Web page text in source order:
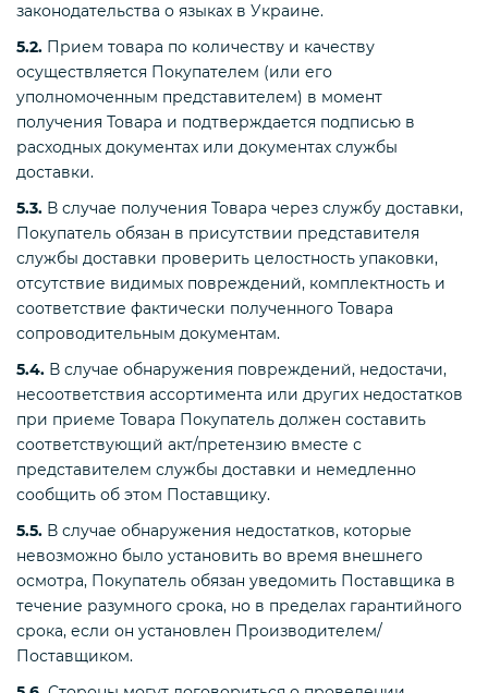
законодательства о языках в Украине.
5.2. Прием товара по количеству и качеству
осуществляется Покупателем (или его
уполномоченным представителем) в момент
получения Товара и подтверждается подписью в
расходных документах или документах службы
доставки.
5.3. В случае получения Товара через службу доставки,
Покупатель обязан в присутствии представителя
службы доставки проверить целостность упаковки,
отсутствие видимых повреждений, комплектность и
соответствие фактически полученного Товара
сопроводительным документам.
5.4. В случае обнаружения повреждений, недостачи,
несоответствия ассортимента или других недостатков
при приеме Товара Покупатель должен составить
соответствующий акт/претензию вместе с
представителем службы доставки и немедленно
сообщить об этом Поставщику.
5.5. В случае обнаружения недостатков, которые
невозможно было установить во время внешнего
осмотра, Покупатель обязан уведомить Поставщика в
течение разумного срока, но в пределах гарантийного
срока, если он установлен Производителем/
Поставщиком.